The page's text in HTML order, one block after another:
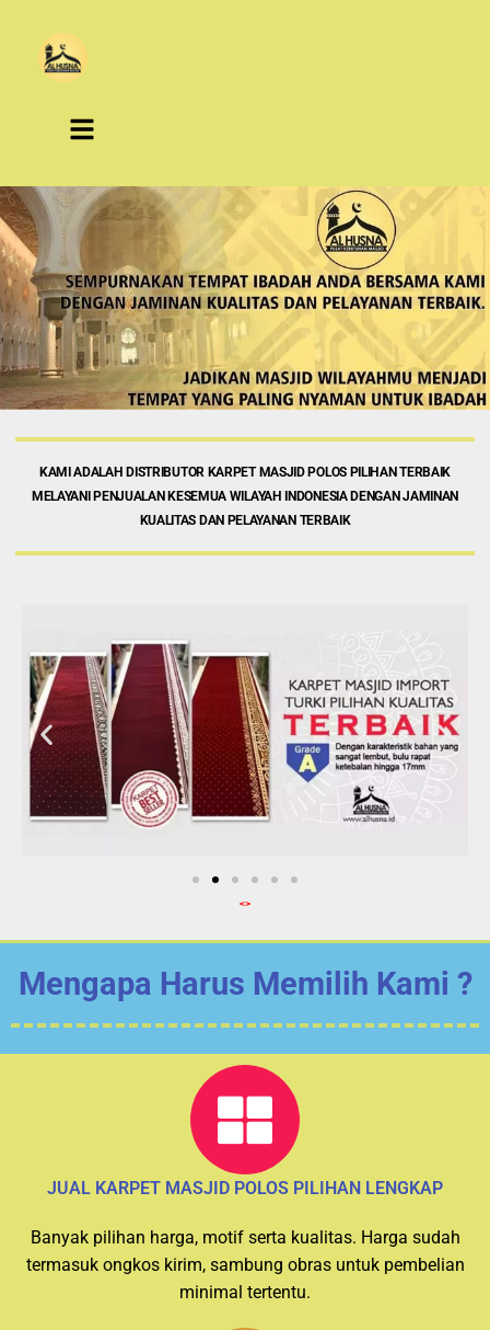
KAMI ADALAH DISTRIBUTOR KARPET MASJID POLOS PILIHAN TERBAIK
MELAYANI PENJUALAN KESEMUA WILAYAH INDONESIA DENGAN JAMINAN
KUALITAS DAN PELAYANAN TERBAIK
<>
Mengapa Harus Memilih Kami ?
JUAL KARPET MASJID POLOS PILIHAN LENGKAP
Banyak pilihan harga, motif serta kualitas. Harga sudah
termasuk ongkos kirim, sambung obras untuk pembelian
minimal tertentu.